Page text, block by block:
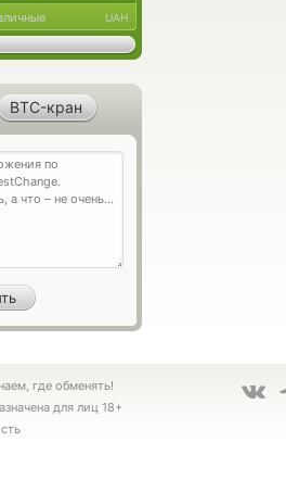
UAH
BTC-кран
где обменять!
для лиц 18+